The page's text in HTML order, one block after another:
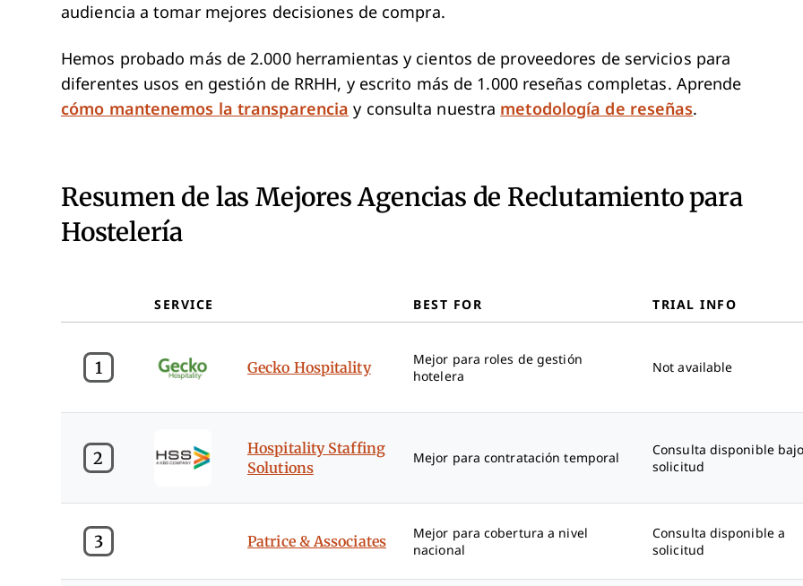
audiencia a tomar mejores decisiones de compra.
Hemos probado más de 2.000 herramientas y cientos de proveedores de servicios para
diferentes usos en gestión de RRHH, y escrito más de 1.000 reseñas completas. Aprende
cómo mantenemos la transparencia y consulta nuestra metodología de reseñas.
Resumen de las Mejores Agencias de Reclutamiento para
Hostelería
SERVICE BEST FOR TRIAL INFO
1 Gecko Hospitality
Mejor para roles de gestión
hotelera
Not available
2
Hospitality Staffing
Solutions
Mejor para contratación temporal
Consulta disponible bajo
solicitud
3 Patrice & Associates
Mejor para cobertura a nivel
nacional
Consulta disponible a
solicitud